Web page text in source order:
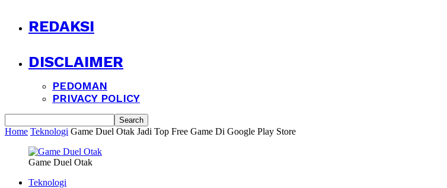
REDAKSI
DISCLAIMER
PEDOMAN
PRIVACY POLICY
Home Teknologi Game Duel Otak Jadi Top Free Game Di Google Play Store
Game Duel Otak
Teknologi